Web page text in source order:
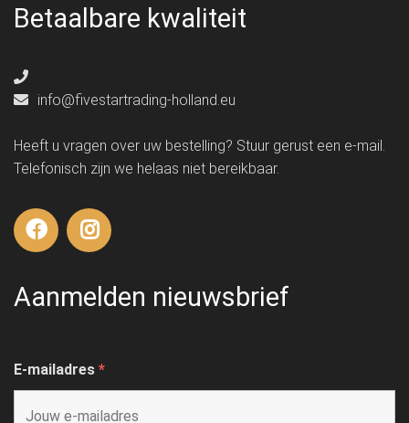
Betaalbare kwaliteit
info@fivestartrading-holland.eu
Heeft u vragen over uw bestelling? Stuur gerust een e-mail.
Telefonisch zijn we helaas niet bereikbaar.
Aanmelden nieuwsbrief
E-mailadres *